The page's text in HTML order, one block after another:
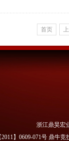
首页
浙江鼎昊宏
】0609-071号 鼎牛竞